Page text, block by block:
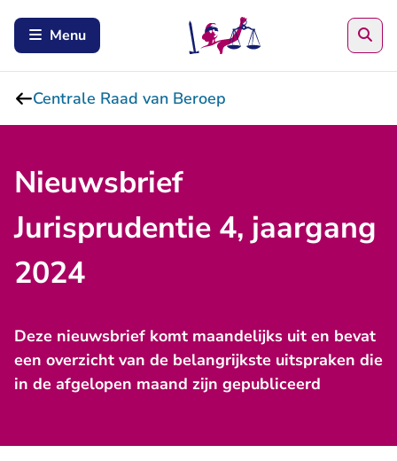
Menu
Centrale Raad van Beroep
Nieuwsbrief
Jurisprudentie 4, jaargang
2024
Deze nieuwsbrief komt maandelijks uit en bevat
een overzicht van de belangrijkste uitspraken die
in de afgelopen maand zijn gepubliceerd